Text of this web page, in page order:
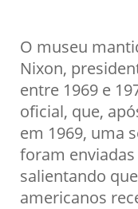
O museu
Nixon,
entre 1969 e
oficial, que,
em 1969, uma
foram
salientando
americanos